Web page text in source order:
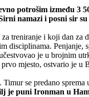
potrošim između 3
namazi i posni sir
treniranje i koji dan
je u brojnim
mjesto, ostvario je
se predano
je puni Ironman u